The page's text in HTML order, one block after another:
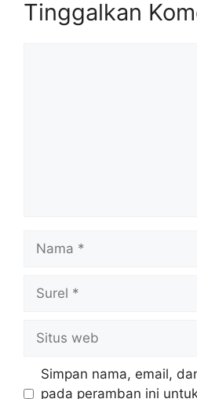
Tinggalkan
Nama
Surel
Situs
web
Simpan nama, email,
pada peramban ini